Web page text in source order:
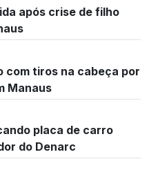
após crise de filho
com tiros na cabeça por
Manaus
placa de carro
do Denarc